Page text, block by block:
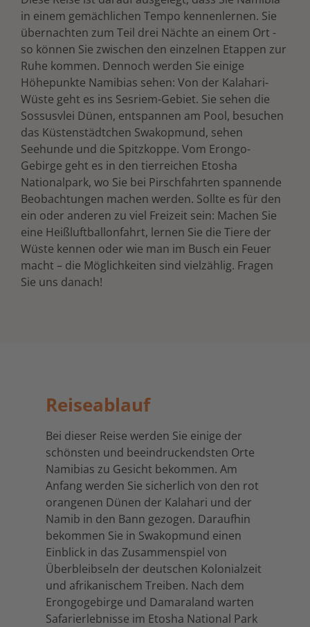
in einem gemächlichen Tempo kennenlernen. Sie
übernachten zum Teil drei Nächte an einem Ort -
so können Sie zwischen den einzelnen Etappen zur
Ruhe kommen. Dennoch werden Sie einige
Höhepunkte Namibias sehen: Von der Kalahari-
Wüste geht es ins Sesriem-Gebiet. Sie sehen die
Sossusvlei Dünen, entspannen am Pool, besuchen
das Küstenstädtchen Swakopmund, sehen
Seehunde und die Spitzkoppe. Vom Erongo-
Gebirge geht es in den tierreichen Etosha
Nationalpark, wo Sie bei Pirschfahrten spannende
Beobachtungen machen werden. Sollte es für den
ein oder anderen zu viel Freizeit sein: Machen Sie
eine Heißluftballonfahrt, lernen Sie die Tiere der
Wüste kennen oder wie man im Busch ein Feuer
macht – die Möglichkeiten sind vielzählig. Fragen
Sie uns danach!
Reiseablauf
Bei dieser Reise werden Sie einige der
schönsten und beeindruckendsten Orte
Namibias zu Gesicht bekommen. Am
Anfang werden Sie sicherlich von den rot
orangenen Dünen der Kalahari und der
Namib in den Bann gezogen. Daraufhin
bekommen Sie in Swakopmund einen
Einblick in das Zusammenspiel von
Überbleibseln der deutschen Kolonialzeit
und afrikanischem Treiben. Nach dem
Erongogebirge und Damaraland warten
Safarierlebnisse im Etosha National Park